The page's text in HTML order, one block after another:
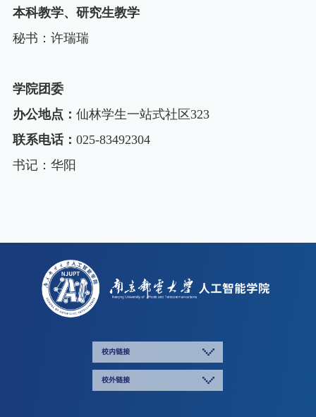
本科教学、研究生教学
秘书：许瑞瑞
学院团委
办公地点： 仙林学生一站式社区323
联系电话： 025-83492304
书记：华阳
校内链接
校外链接